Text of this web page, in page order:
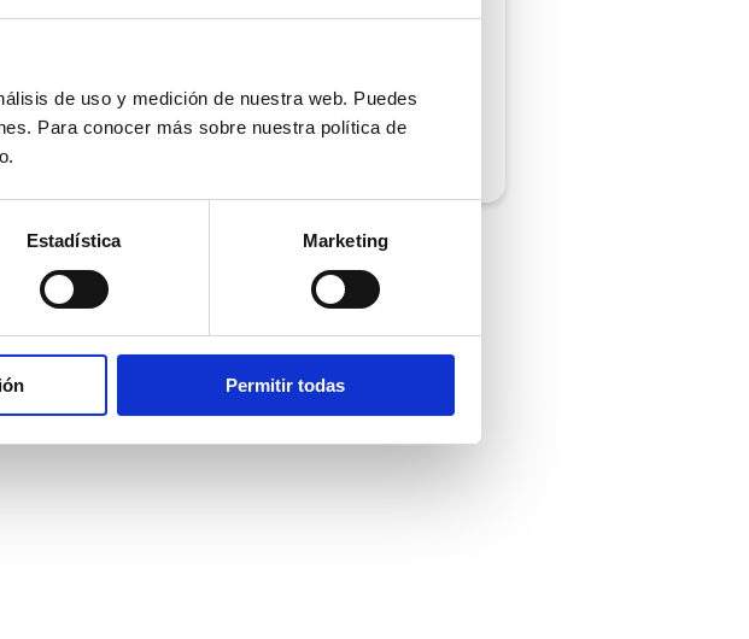
de uso y medición de nuestra web. Puedes
Para conocer más sobre nuestra política de
Estadística Marketing
Permitir todas
en
los tiempos de respuesta